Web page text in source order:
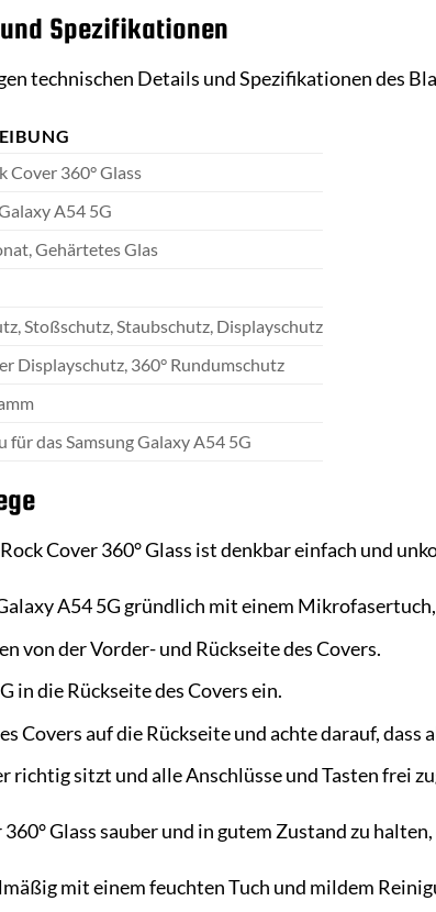
Spezifikationen
technischen Details und Spezifikationen des
Cover 360° Glass
A54 5G
Gehärtetes Glas
Stoßschutz, Staubschutz, Displayschutz
Displayschutz, 360° Rundumschutz
für das Samsung Galaxy A54 5G
Cover 360° Glass ist denkbar einfach und
A54 5G gründlich mit einem
von der Vorder- und Rückseite des Covers.
in die Rückseite des Covers ein.
Covers auf die Rückseite und achte darauf,
richtig sitzt und alle Anschlüsse und Tasten frei
360° Glass sauber und in gutem Zustand zu
mit einem feuchten Tuch und mildem